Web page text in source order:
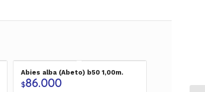
Abies alba (Abeto) b50 1,00m.
$86.000